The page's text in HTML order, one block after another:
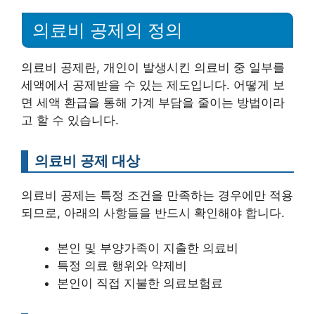
의료비 공제의 정의
의료비 공제란, 개인이 발생시킨 의료비 중 일부를
세액에서 공제받을 수 있는 제도입니다. 어떻게 보
면 세액 환급을 통해 가계 부담을 줄이는 방법이라
고 할 수 있습니다.
의료비 공제 대상
의료비 공제는 특정 조건을 만족하는 경우에만 적용
되므로, 아래의 사항들을 반드시 확인해야 합니다.
본인 및 부양가족이 지출한 의료비
특정 의료 행위와 약제비
본인이 직접 지불한 의료보험료